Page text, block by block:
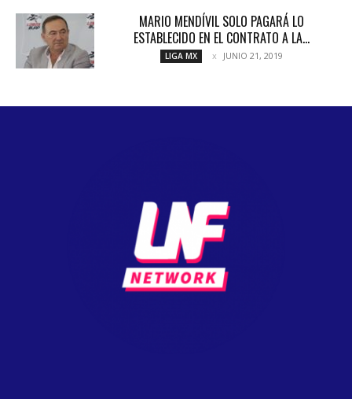
MARIO MENDÍVIL SOLO PAGARÁ LO
ESTABLECIDO EN EL CONTRATO A LA...
LIGA MX JUNIO 21, 2019